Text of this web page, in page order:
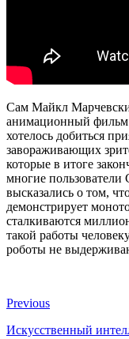
Сам Майкл Марчевски
анимационный фильм
хотелось добиться
завораживающих
которые в итоге
многие пользователи
высказались о том,
демонстрирует
сталкиваются
такой работы
роботы не
Previous
Искусственный